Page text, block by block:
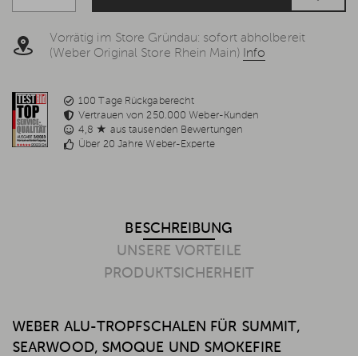
Vorrätig im Store Gründau: sofort abholbereit
(Weber Original Store Rhein Main) Info
100 Tage Rückgaberecht
Vertrauen von 250.000 Weber-Kunden
4,8 ★ aus tausenden Bewertungen
Über 20 Jahre Weber-Experte
BESCHREIBUNG
UNSERE VORTEILE
PRODUKTSICHERHEIT
WEBER ALU-TROPFSCHALEN FÜR SUMMIT,
SEARWOOD, SMOQUE UND SMOKEFIRE